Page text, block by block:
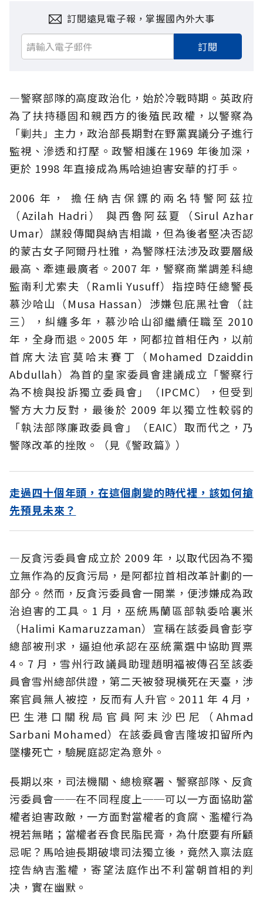
訂閱遠見電子報，掌握國內外大事
訂閱
—警察部隊的高度政治化，始於冷戰時期。英政府
為了扶持穩固和親西方的後殖民政權，以警察為
「剿共」主力，政治部長期對在野黨異議分子進行
監視、滲透和打壓。政警相護在1969 年後加深，
更於 1998 年直接成為馬哈迪迫害安華的打手。
2006 年， 擔任納吉保鏢的兩名特警阿茲拉
（Azilah Hadri） 與西魯阿茲夏（Sirul Azhar
Umar）謀殺傳聞與納吉相識，但為後者堅决否認
的蒙古女子阿爾丹杜雅，為警隊枉法涉及政要層級
最高、牽連最廣者。2007 年，警察商業調差科總
監南利尤索夫（Ramli Yusuff）指控時任總警長
慕沙哈山（Musa Hassan）涉嫌包庇黑社會（註
三），糾纏多年，慕沙哈山卻繼續任職至 2010
年，全身而退。2005 年，阿都拉首相任內，以前
首席大法官莫哈末賽丁（Mohamed Dzaiddin
Abdullah）為首的皇家委員會建議成立「警察行
為不檢與投訴獨立委員會」（IPCMC），但受到
警方大力反對，最後於 2009 年以獨立性較弱的
「執法部隊廉政委員會」（EAIC）取而代之，乃
警隊改革的挫敗。（見《警政篇》）
走過四十個年頭，在這個劇變的時代裡，該如何搶
先預見未來？
—反貪污委員會成立於 2009 年，以取代因為不獨
立無作為的反貪污局，是阿都拉首相改革計劃的一
部分。然而，反貪污委員會一開業，便涉嫌成為政
治迫害的工具。1 月，巫統馬蘭區部執委哈裏米
（Halimi Kamaruzzaman）宣稱在該委員會彭亨
總部被刑求，逼迫他承認在巫統黨選中協助買票
4。7 月，雪州行政議員助理趙明福被傳召至該委
員會雪州總部供證，第二天被發現橫死在天臺，涉
案官員無人被控，反而有人升官。2011 年 4 月，
巴生港口關稅局官員阿末沙巴尼（Ahmad
Sarbani Mohamed）在該委員會吉隆坡扣留所內
墜樓死亡，驗屍庭認定為意外。
長期以來，司法機關、總檢察署、警察部隊、反貪
污委員會──在不同程度上──可以一方面協助當
權者迫害政敵，一方面對當權者的貪腐、濫權行為
視若無睹；當權者吞食民脂民膏，為什麽要有所顧
忌呢？馬哈迪長期破壞司法獨立後，竟然入禀法庭
控告納吉濫權，寄望法庭作出不利當朝首相的判
决，實在幽默。